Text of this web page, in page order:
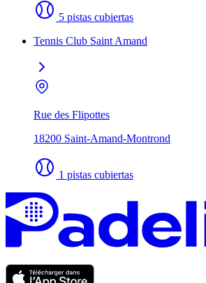
5 pistas cubiertas
Tennis Club Saint Amand
Rue des Flipottes
18200 Saint-Amand-Montrond
1 pistas cubiertas